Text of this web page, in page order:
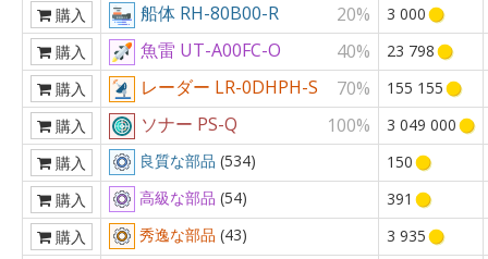
購入
船体 RH-80B00-R 20%
3 000
購入
魚雷 UT-A00FC-O 40%
23 798
購入
レーダー LR-0DHPH-S 70%
155 155
購入
ソナー PS-Q 100%
3 049 000
購入
良質な部品 (534)
150
購入
高級な部品 (54)
391
購入
秀逸な部品 (43)
3 935